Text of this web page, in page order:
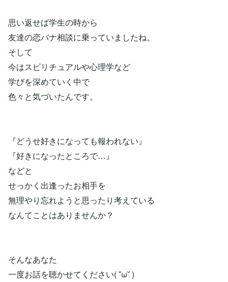
思い返せば学生の時から
友達の恋バナ相談に乗っていましたね。
そして
今はスピリチュアルや心理学など
学びを深めていく中で
色々と気づいたんです。
『どうせ好きになっても報われない』
『好きになったところで…』
などと
せっかく出逢ったお相手を
無理やり忘れようと思ったり考えている
なんてことはありませんか？
そんなあなた
一度お話を聴かせてください( ˘ω˘ )